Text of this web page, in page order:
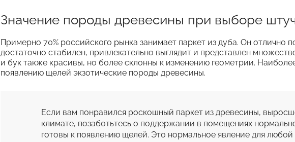
Значение породы древесины при выборе
Примерно 70% российского рынка занимает паркет из дуба. Он отлично
достаточно стабилен, привлекательно выглядит и представлен
и бук также красивы, но более склонны к изменению геометрии.
появлению щелей экзотические породы древесины.
Если вам понравился роскошный паркет из древесины,
климате, позаботьтесь о поддержании в помещениях
готовы к появлению щелей. Это нормальное явление для любой